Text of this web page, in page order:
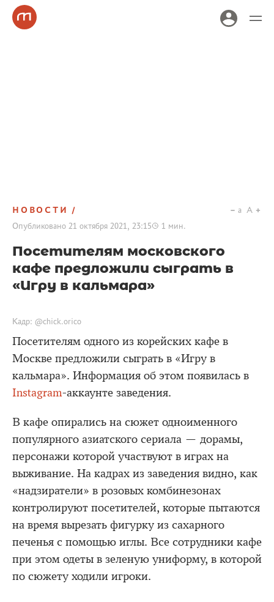
НОВОСТИ
Опубликовано 21 октября 2021, 23:15 1 мин.
a A
Посетителям московского
кафе предложили сыграть в
«Игру в кальмара»
Кадр: @chick.orico
Посетителям одного из корейских кафе в
Москве предложили сыграть в «Игру в
кальмара». Информация об этом появилась в
Instagram-аккаунте заведения.
В кафе опирались на сюжет одноименного
популярного азиатского сериала — дорамы,
персонажи которой участвуют в играх на
выживание. На кадрах из заведения видно, как
«надзиратели» в розовых комбинезонах
контролируют посетителей, которые пытаются
на время вырезать фигурку из сахарного
печенья с помощью иглы. Все сотрудники кафе
при этом одеты в зеленую униформу, в которой
по сюжету ходили игроки.